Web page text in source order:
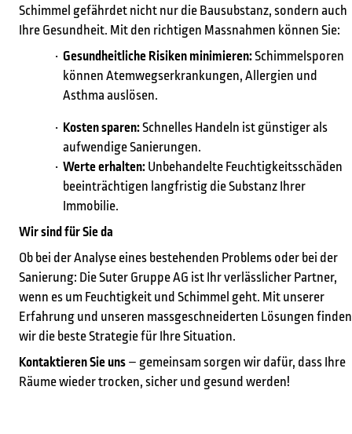
Schimmel gefährdet nicht nur die Bausubstanz, sondern auch
Ihre Gesundheit. Mit den richtigen Massnahmen können Sie:
Gesundheitliche Risiken minimieren:Schimmelsporen
können Atemwegserkrankungen, Allergien und
Asthma auslösen.
Kosten sparen:Schnelles Handeln ist günstiger als
aufwendige Sanierungen.
Werte erhalten:Unbehandelte Feuchtigkeitsschäden
beeinträchtigen langfristig die Substanz Ihrer
Immobilie.
Wir sind für Sie da
Ob bei der Analyse eines bestehenden Problems oder bei der
Sanierung: Die Suter Gruppe AG ist Ihr verlässlicher Partner,
wenn es um Feuchtigkeit und Schimmel geht. Mit unserer
Erfahrung und unseren massgeschneiderten Lösungen finden
wir die beste Strategie für Ihre Situation.
Kontaktieren Sie uns– gemeinsam sorgen wir dafür, dass Ihre
Räume wieder trocken, sicher und gesund werden!